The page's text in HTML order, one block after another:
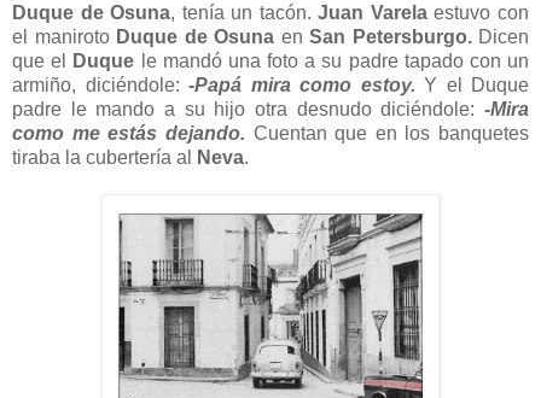
Duque de Osuna, tenía un tacón.Juan Varelaestuvo con
el maniroto Duque de Osuna en San Petersburgo.Dicen
que el
Duque le mandó una foto a su padre tapado con un
armiño, diciéndole: -Papá mira como estoy. Y el Duque
padre le mando a su hijo otra desnudo diciéndole: -Mira
como me estás dejando. Cuentan que en los banquetes
tiraba la cubertería al
Neva.